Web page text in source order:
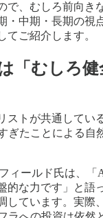
で、むしろ前向き
・中期・長期の視
てご紹介します。
「むしろ
ストが共通してい
ぎたことによる自
ィールド氏は、「
的な力です」と語
しています。実際